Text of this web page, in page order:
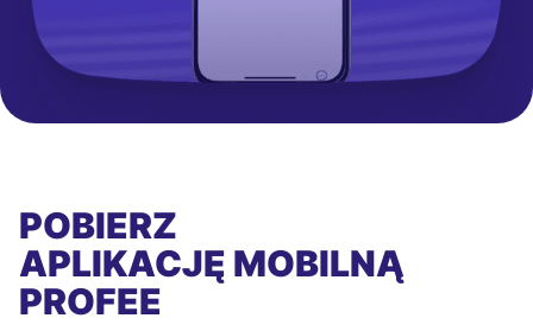
POBIERZ
APLIKACJĘ MOBILNĄ
PROFEE